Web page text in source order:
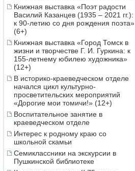
Книжная выставка «Поэт радости
Василий Казанцев (1935 – 2021 гг.):
к 90-летию со дня рождения поэта»
(6+)
Книжная выставка «Город Томск в
жизни и творчестве Г. И. Гуркина: к
155-летнему юбилею художника»
(12+)
В историко-краеведческом отделе
начался цикл культурно-
просветительских мероприятий
«Дорогие мои томичи!» (12+)
Воспитательное занятие в
краеведческом отделе
Интерес к родному краю со
школьной скамьи
Семиклассники на экскурсии в
Пушкинской библиотеке